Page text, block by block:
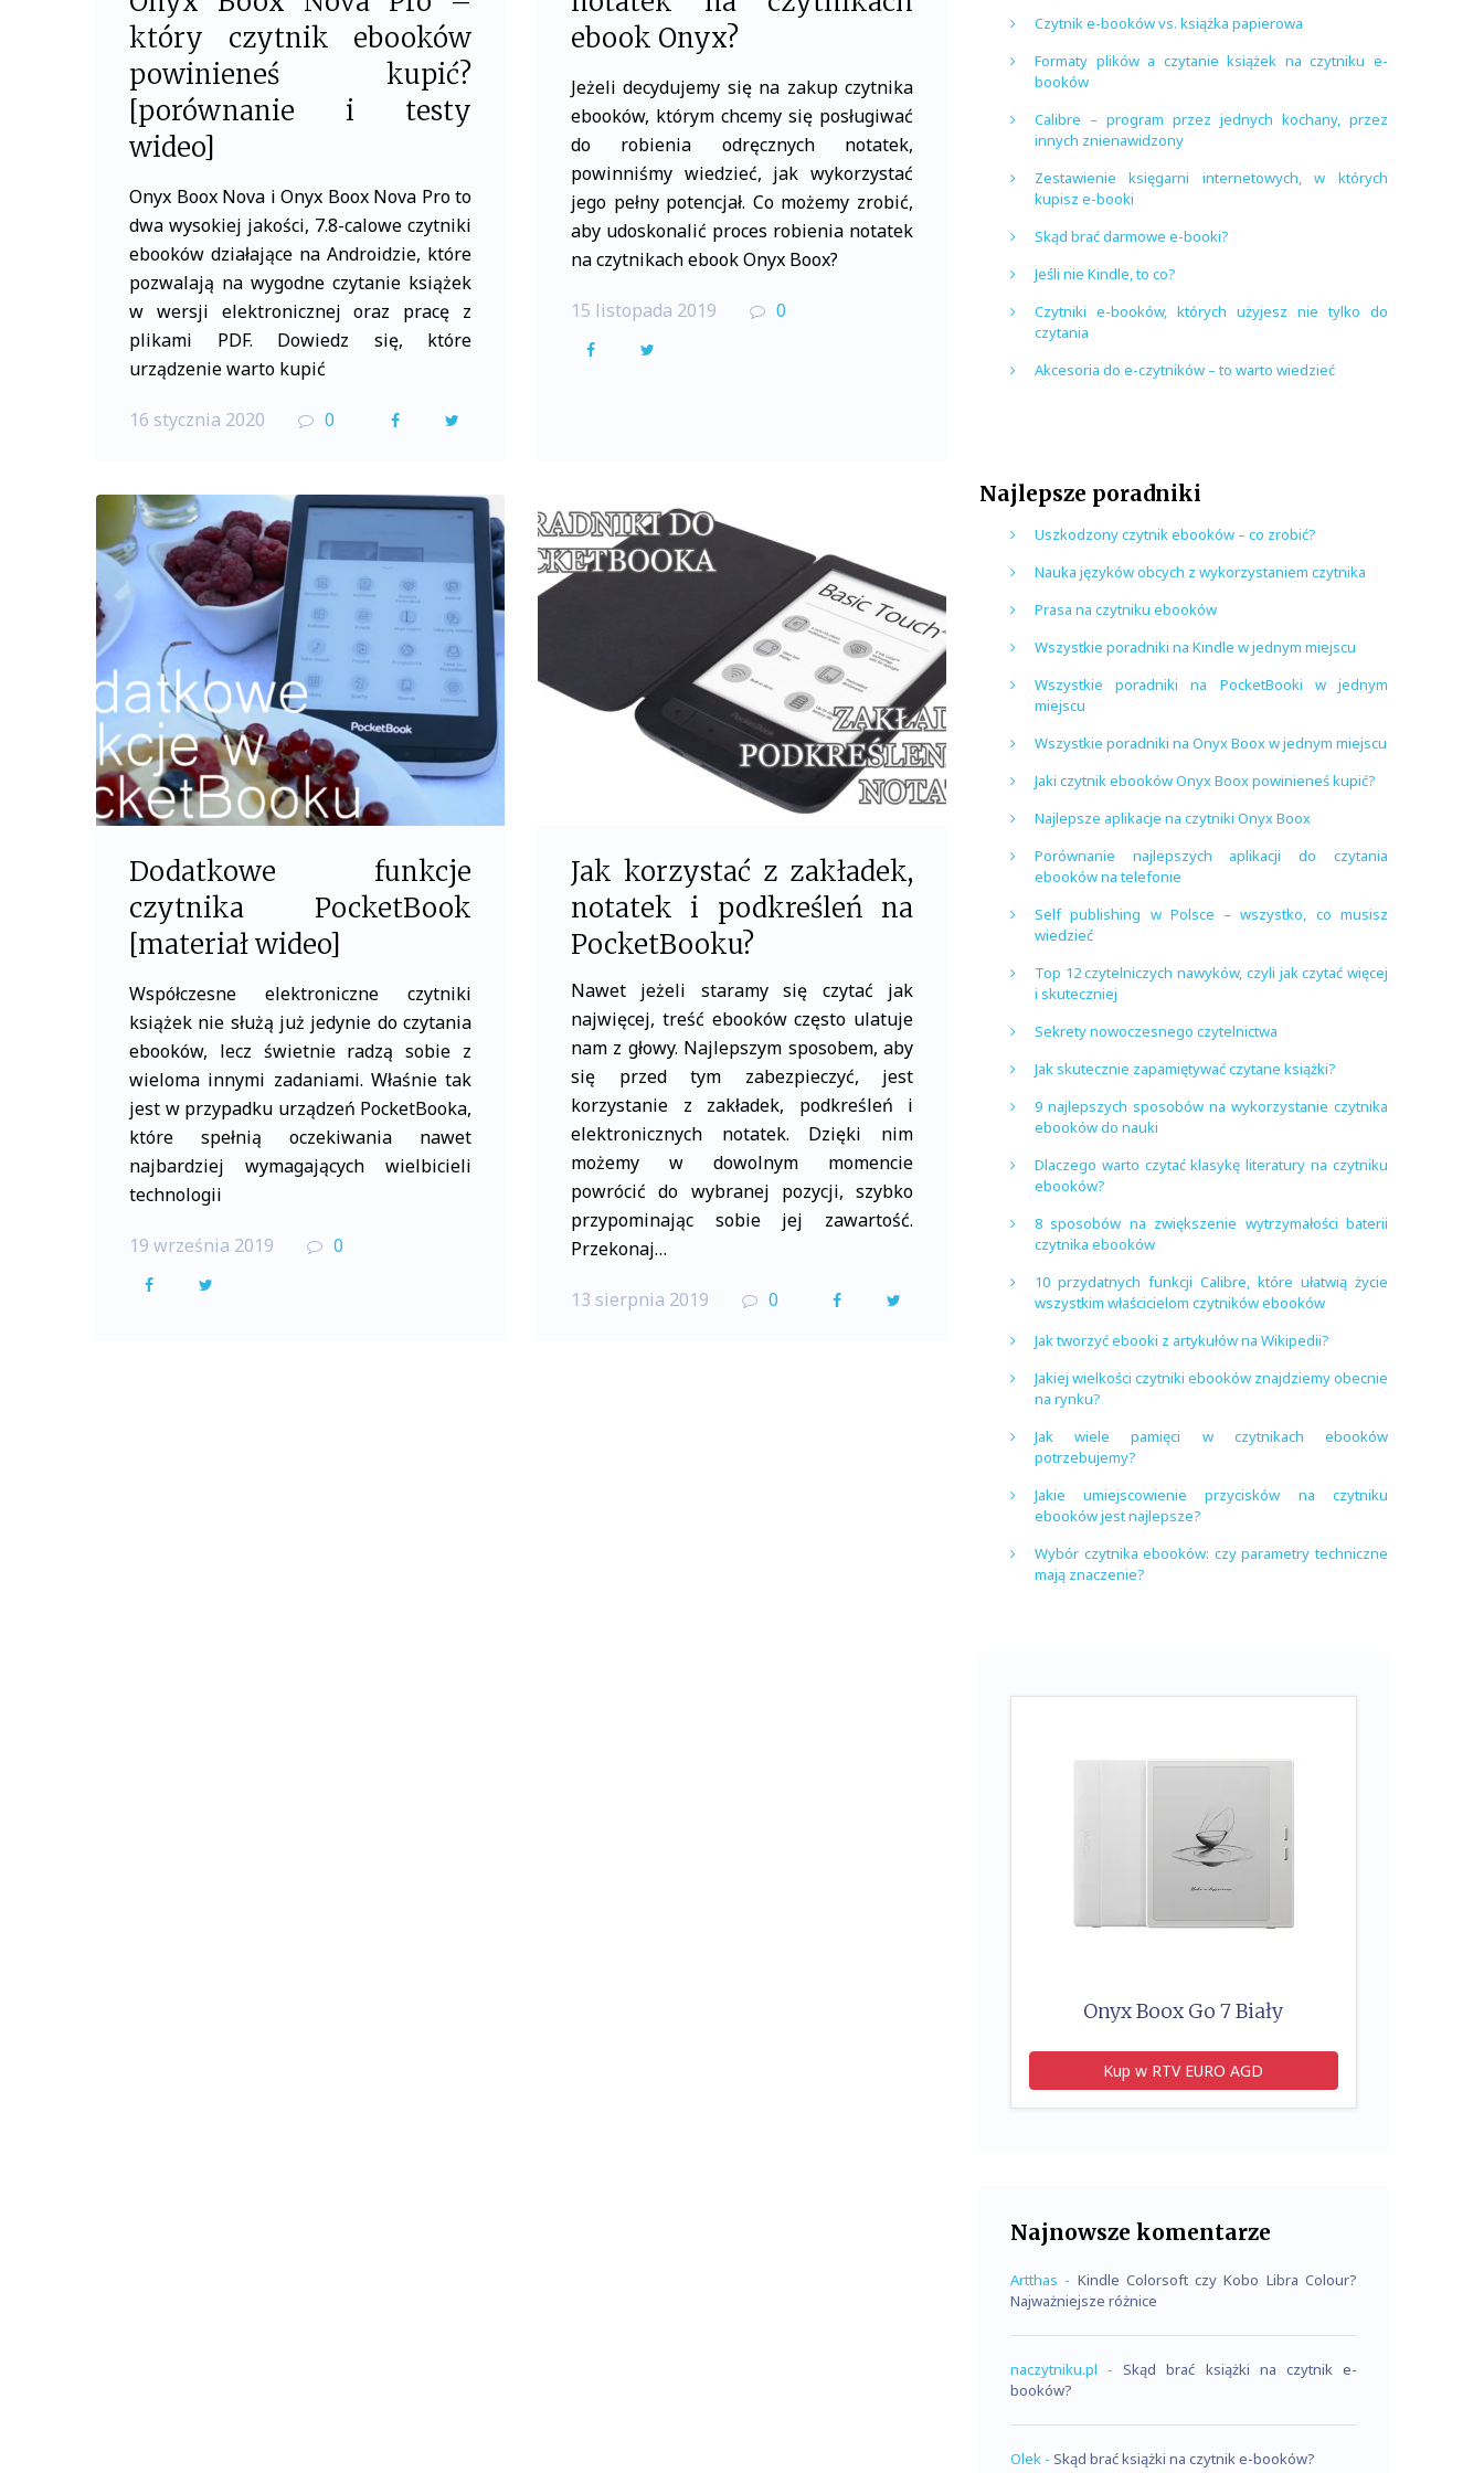
który czytnik ebooków
powinieneś kupić?
[porównanie i testy
wideo]
Onyx Boox Nova i Onyx Boox Nova Pro to
dwa wysokiej jakości, 7.8-calowe czytniki
ebooków działające na Androidzie, które
pozwalają na wygodne czytanie książek
w wersji elektronicznej oraz pracę z
plikami PDF. Dowiedz się, które
urządzenie warto kupić
16 stycznia 2020 0
F
c
o
o
k
i
r
ebook Onyx?
Jeżeli decydujemy się na zakup czytnika
ebooków, którym chcemy się posługiwać
do robienia odręcznych notatek,
powinniśmy wiedzieć, jak wykorzystać
jego pełny potencjał. Co możemy zrobić,
aby udoskonalić proces robienia notatek
na czytnikach ebook Onyx Boox?
15 listopada 2019 0
F
o
o
e
r
Dodatkowe funkcje
czytnika PocketBook
[materiał wideo]
Współczesne elektroniczne czytniki
książek nie służą już jedynie do czytania
ebooków, lecz świetnie radzą sobie z
wieloma innymi zadaniami. Właśnie tak
jest w przypadku urządzeń PocketBooka,
które spełnią oczekiwania nawet
najbardziej wymagających wielbicieli
technologii
19 września 2019 0
F
Jak korzystać z zakładek,
notatek i podkreśleń na
PocketBooku?
Nawet jeżeli staramy się czytać jak
najwięcej, treść ebooków często ulatuje
nam z głowy. Najlepszym sposobem, aby
się przed tym zabezpieczyć, jest
korzystanie z zakładek, podkreśleń i
elektronicznych notatek. Dzięki nim
możemy w dowolnym momencie
powrócić do wybranej pozycji, szybko
przypominając sobie jej zawartość.
Przekonaj…
13 sierpnia 2019 0
F
Czytnik e-booków vs. książka papierowa
Formaty plików a czytanie książek na czytniku e-
booków
Calibre – program przez jednych kochany, przez
innych znienawidzony
Zestawienie księgarni internetowych, w których
kupisz e-booki
Skąd brać darmowe e-booki?
Jeśli nie Kindle, to co?
Czytniki e-booków, których użyjesz nie tylko do
czytania
Akcesoria do e-czytników – to warto wiedzieć
Najlepsze poradniki
Uszkodzony czytnik ebooków – co zrobić?
Nauka języków obcych z wykorzystaniem czytnika
Prasa na czytniku ebooków
Wszystkie poradniki na Kindle w jednym miejscu
Wszystkie poradniki na PocketBooki w jednym
miejscu
Wszystkie poradniki na Onyx Boox w jednym miejscu
Jaki czytnik ebooków Onyx Boox powinieneś kupić?
Najlepsze aplikacje na czytniki Onyx Boox
Porównanie najlepszych aplikacji do czytania
ebooków na telefonie
Self publishing w Polsce – wszystko, co musisz
wiedzieć
Top 12 czytelniczych nawyków, czyli jak czytać więcej
i skuteczniej
Sekrety nowoczesnego czytelnictwa
Jak skutecznie zapamiętywać czytane książki?
9 najlepszych sposobów na wykorzystanie czytnika
ebooków do nauki
Dlaczego warto czytać klasykę literatury na czytniku
ebooków?
8 sposobów na zwiększenie wytrzymałości baterii
czytnika ebooków
10 przydatnych funkcji Calibre, które ułatwią życie
wszystkim właścicielom czytników ebooków
Jak tworzyć ebooki z artykułów na Wikipedii?
Jakiej wielkości czytniki ebooków znajdziemy obecnie
na rynku?
Jak wiele pamięci w czytnikach ebooków
potrzebujemy?
Jakie umiejscowienie przycisków na czytniku
ebooków jest najlepsze?
Wybór czytnika ebooków: czy parametry techniczne
mają znaczenie?
Onyx Boox Go 7 Biały
Kup w RTV EURO AGD
Najnowsze komentarze
Artthas - Kindle Colorsoft czy Kobo Libra Colour?
Najważniejsze różnice
naczytniku.pl - Skąd brać książki na czytnik e-
booków?
Olek - Skąd brać książki na czytnik e-booków?